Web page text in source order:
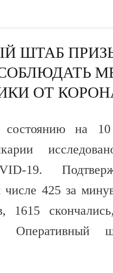
ШТАБ
ОТ
на 10
19.
числе 425 за
1615
Оперативный